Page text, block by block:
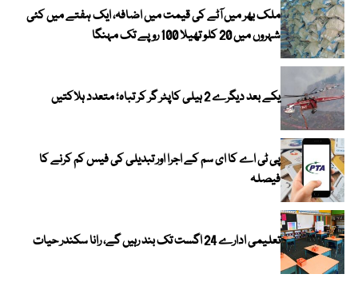
ملک بھر میں آٹے کی قیمت میں اضافہ، ایک ہفتے میں کئی
شہروں میں 20 کلو تھیلا 100 روپے تک مہنگا
یکے بعد دیگرے 2 ہیلی کاپٹر گر کر تباہ؛ متعدد ہلاکتیں
پی ٹی اے کا ای سم کے اجرا اور تبدیلی کی فیس کم کرنے کا
فیصلہ
تعلیمی ادارے 24 اگست تک بند رہیں گے، رانا سکندر حیات